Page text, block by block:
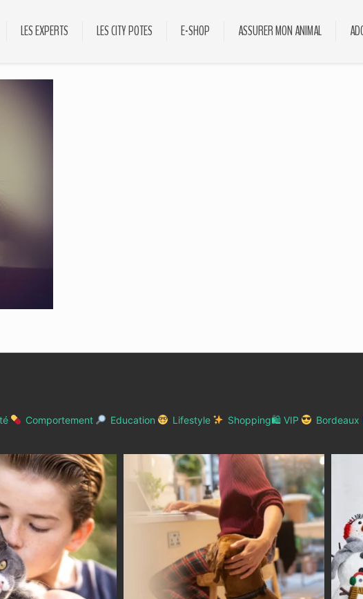
LES EXPERTS LES CITY POTES E-SHOP ASSURER MON ANIMAL
Comportement Education Lifestyle Shopping🛍 VIP Bordeaux